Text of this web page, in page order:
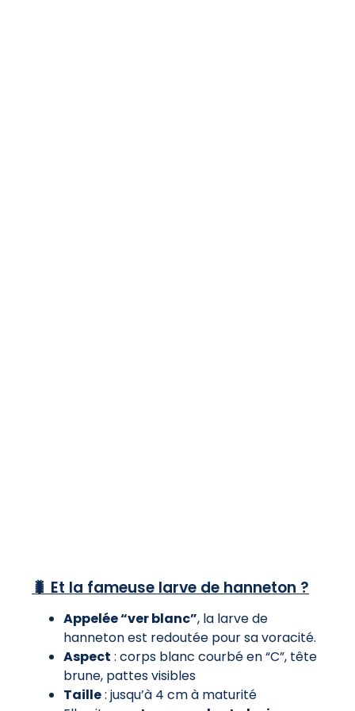
🐛 Et la fameuse larve de hanneton ?
Appelée “ver blanc”, la larve de
hanneton est redoutée pour sa voracité.
Aspect : corps blanc courbé en “C”, tête
brune, pattes visibles
Taille: jusqu’à 4 cm à maturité